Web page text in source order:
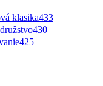
klasika433
430
425